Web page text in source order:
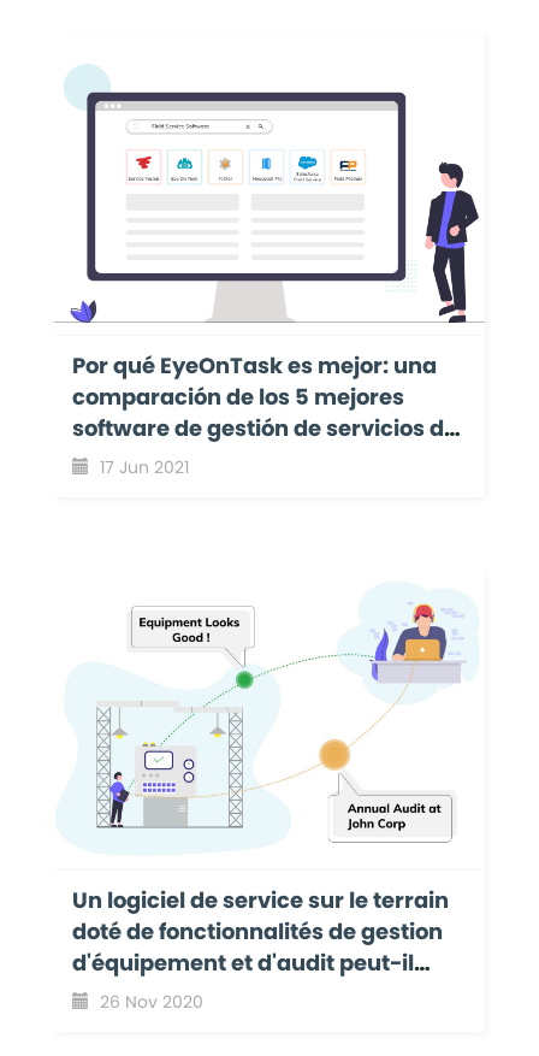
Por qué EyeOnTask es mejor: una
comparación de los 5 mejores
software de gestión de servicios de
campo
17 Jun 2021
Un logiciel de service sur le terrain
doté de fonctionnalités de gestion
d'équipement et d'audit peut-il
améliorer la productivité de votre
26 Nov 2020